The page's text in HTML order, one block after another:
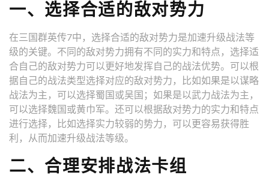
一、选择合适的敌对势力
在三国群英传7中，选择合适的敌对势力是加速升级战法等
级的关键。不同的敌对势力拥有不同的实力和特点，选择适
合自己的敌对势力可以更好地发挥自己的战法优势。可以根
据自己的战法类型选择对应的敌对势力，比如如果是以谋略
战法为主，可以选择蜀国或吴国；如果是以武力战法为主，
可以选择魏国或黄巾军。还可以根据敌对势力的实力和特点
进行选择，比如选择实力较弱的势力，可以更容易获得胜
利，从而加速升级战法等级。
二、合理安排战法卡组